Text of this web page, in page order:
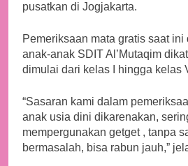
pusatkan di Jogjakarta.
Pemeriksaan mata gratis saat
anak-anak SDIT Al’Mutaqim
dimulai dari kelas I hingga kelas
“Sasaran kami dalam
anak usia dini dikarenakan,
mempergunakan getget , tanpa
bermasalah, bisa rabun jauh,”